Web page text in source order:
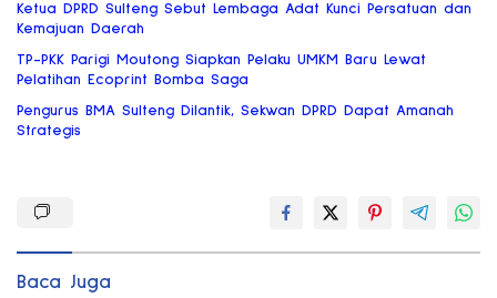
Ketua DPRD Sulteng Sebut Lembaga Adat Kunci Persatuan dan
Kemajuan Daerah
TP-PKK Parigi Moutong Siapkan Pelaku UMKM Baru Lewat
Pelatihan Ecoprint Bomba Saga
Pengurus BMA Sulteng Dilantik, Sekwan DPRD Dapat Amanah
Strategis
Baca Juga